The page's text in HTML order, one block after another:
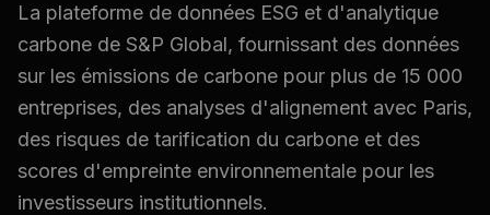
La plateforme de données ESG et d'analytique
carbone de S&P Global, fournissant des données
sur les émissions de carbone pour plus de 15 000
entreprises, des analyses d'alignement avec Paris,
des risques de tarification du carbone et des
scores d'empreinte environnementale pour les
investisseurs institutionnels.